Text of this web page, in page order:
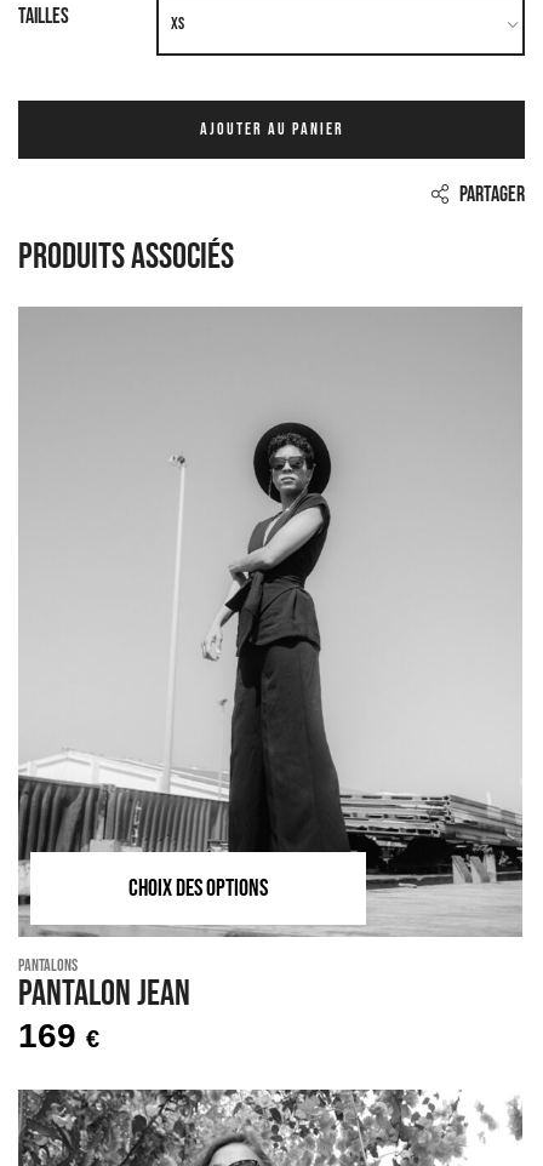
TAILLES
AJOUTER AU PANIER
PARTAGER
Produits associés
CHOIX DES OPTIONS
Pantalons
Pantalon JEAN
169 €